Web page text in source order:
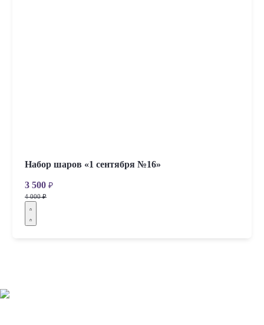
Набор шаров «1 сентября №16»
3 500 ₽
4 000 ₽